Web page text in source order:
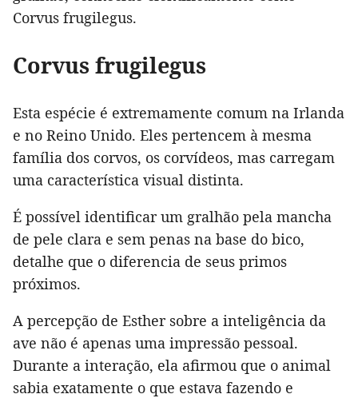
Corvus frugilegus.
Corvus frugilegus
Esta espécie é extremamente comum na Irlanda
e no Reino Unido. Eles pertencem à mesma
família dos corvos, os corvídeos, mas carregam
uma característica visual distinta.
É possível identificar um gralhão pela mancha
de pele clara e sem penas na base do bico,
detalhe que o diferencia de seus primos
próximos.
A percepção de Esther sobre a inteligência da
ave não é apenas uma impressão pessoal.
Durante a interação, ela afirmou que o animal
sabia exatamente o que estava fazendo e